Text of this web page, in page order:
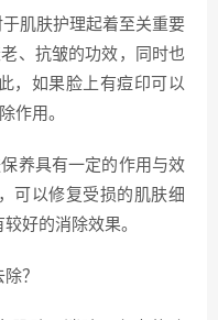
肌肤护理起着至关重要
、抗皱的功效，同时也
，如果脸上有痘印可以
作用。
养具有一定的作用与效
可以修复受损的肌肤细
好的消除效果。